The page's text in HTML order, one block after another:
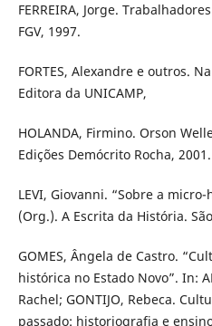
FERREIRA, Jorge.
FGV, 1997.
FORTES, Alexandre e outros.
Editora da UNICAMP,
HOLANDA, Firmino. Orson
Edições Demócrito Rocha, 2001.
LEVI, Giovanni. “Sobre a
(Org.). A Escrita da História.
GOMES, Ângela de Castro.
histórica no Estado Novo”. In:
Rachel; GONTIJO, Rebeca.
passado: historiografia e